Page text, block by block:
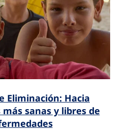
Eliminación: Hacia
sanas y libres de